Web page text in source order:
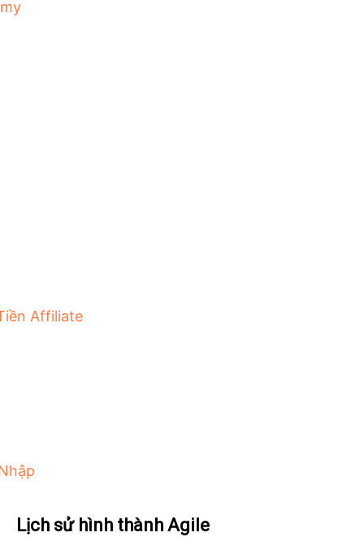
Affiliate
Lịch sử hình thành Agile